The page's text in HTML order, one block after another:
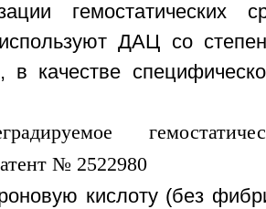
гемостатических
ДАЦ со
в качестве
кислоту (без